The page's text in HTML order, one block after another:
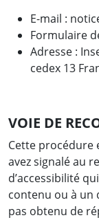
E-mail :
Formulaire
Adresse :
cedex 13
VOIE DE
Cette procédure
avez signalé au
d’accessibilité
contenu ou à un
pas obtenu de